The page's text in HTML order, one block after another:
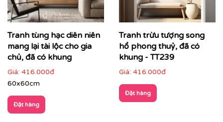
cũng sẽ quan tâm đếnnhững mẫu tranh cùng phong
cáchđể lựa chọn mẫu tranh phù hợp nhất với không
gian và ý tưởng thiết kế của bạn.
👉Khám phá thêm bộ sưu tập tranh phong cảnh tại
Printek
Tranh phong cảnh – Mang thiên nhiên vào không gian
sống
Tranh tùng hạc diên niên
mang lại tài lộc cho gia
chủ, đã có khung
Giá: 416.000đ
60x60cm
Đặt hàng
Tranh trừu tượng song
hổ phong thuỷ, đã có
khung - TT239
Giá: 416.000đ
Đặt hàng